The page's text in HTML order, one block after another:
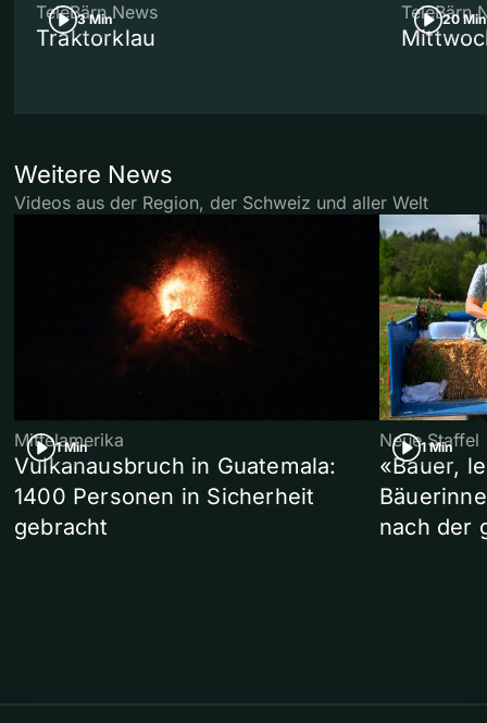
3 Min
TeleBärn News
Traktorklau
20 Min
TeleBärn
Weitere News
Videos aus der Region, der Schweiz und aller Welt
1 Min
Mittelamerika
Vulkanausbruch in Guatemala:
1400 Personen in Sicherheit
gebracht
1 Min
Neue Staffel
«Bauer,
nach der